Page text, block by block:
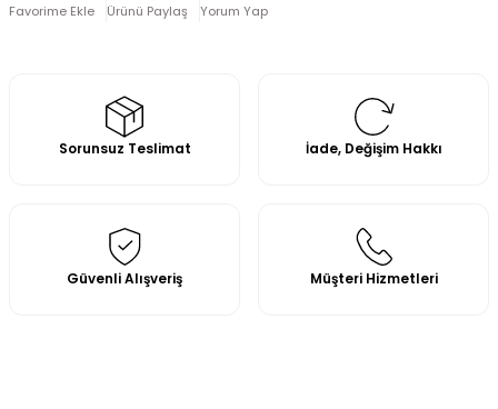
Ürünü Paylaş Yorum Yap
Sorunsuz Teslimat İade, Değişim Hakkı
Güvenli Alışveriş Müşteri Hizmetleri